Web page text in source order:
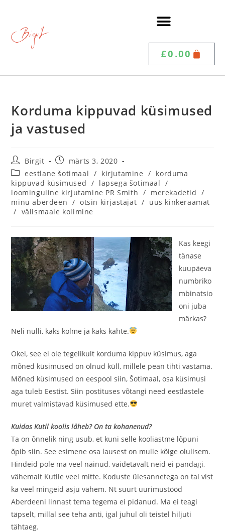
£0.00
Korduma kippuvad küsimused
ja vastused
Birgit
märts 3, 2020
eestlane šotimaal / kirjutamine / korduma
kippuvad küsimused / lapsega šotimaal /
loominguline kirjutamine PR Smith / merekadetid /
minu aberdeen / otsin kirjastajat / uus kinkeraamat
/ välismaale kolimine
Kas keegi
tänase
kuupäeva
numbriko
mbinatsio
oni juba
märkas?
Neli nulli, kaks kolme ja kaks kahte.
Okei, see ei ole tegelikult korduma kippuv küsimus, aga
mõned küsimused on olnud küll, millele pean tihti vastama.
Mõned küsimused on eespool siin, Šotimaal, osa küsimusi
aga tuleb Eestist. Siin postituses võtangi need eestlastele
muret valmistavad küsimused ette.
Kuidas Kutil koolis läheb? On ta kohanenud?
Ta on õnnelik ning usub, et kuni selle kooliastme lõpuni
õpib siin. See esimene osa lausest on mulle kõige olulisem.
Hindeid pole ma veel näinud, väidetavalt neid ei pandagi,
vähemalt Kutile veel mitte. Koduste ülesannetega on tal vist
ka veel mingeid asju vähem. Nt suurt uurimustööd
Aberdeeni linnast tema tegema ei pidanud. Ma ei teagi
täpselt, millal see teha anti, igal juhul oli teistel hiljuti
tähtaeg.